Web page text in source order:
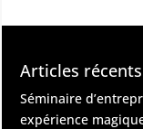
Articles récents
Séminaire
expérience